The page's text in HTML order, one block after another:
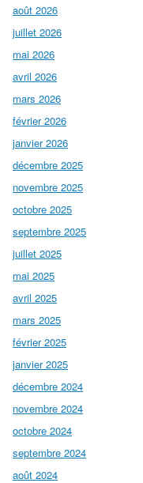
août 2026
juillet 2026
mai 2026
avril 2026
mars 2026
février 2026
janvier 2026
décembre 2025
novembre 2025
octobre 2025
septembre 2025
juillet 2025
mai 2025
avril 2025
mars 2025
février 2025
janvier 2025
décembre 2024
novembre 2024
octobre 2024
septembre 2024
août 2024